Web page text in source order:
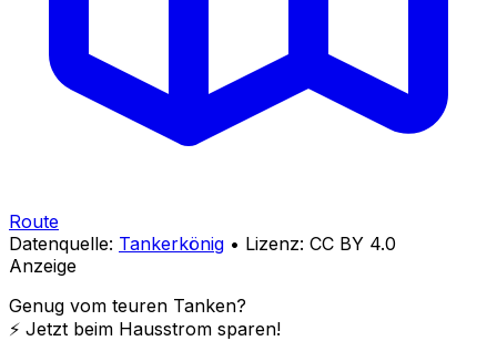
Route
Datenquelle: Tankerkönig • Lizenz: CC BY 4.0
Anzeige
Genug vom teuren Tanken?
⚡️ Jetzt beim Hausstrom sparen!